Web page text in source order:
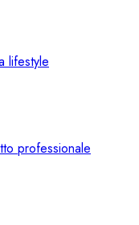
lifestyle
professionale